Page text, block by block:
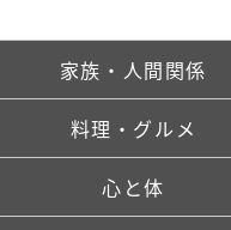
家族・人間関係
料理・グルメ
心と体